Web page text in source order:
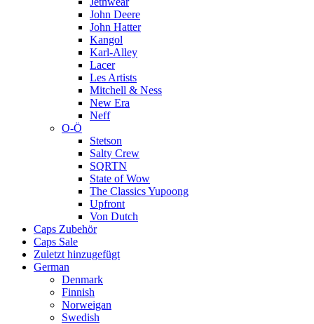
John Deere
John Hatter
Kangol
Karl-Alley
Lacer
Les Artists
Mitchell & Ness
New Era
Neff
O-Ö
Stetson
Salty Crew
SQRTN
State of Wow
The Classics Yupoong
Upfront
Von Dutch
Caps Zubehör
Caps Sale
Zuletzt hinzugefügt
German
Denmark
Finnish
Norweigan
Swedish